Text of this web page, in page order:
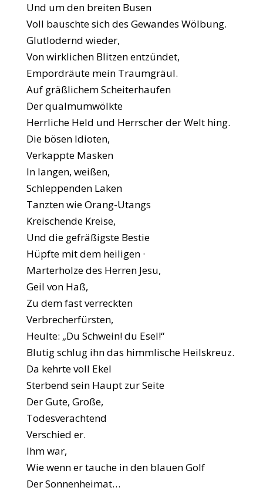
Und um den breiten Busen
Voll bauschte sich des Gewandes Wölbung.
Glutlodernd wieder,
Von wirklichen Blitzen entzündet,
Empordräute mein Traumgräul.
Auf gräßlichem Scheiterhaufen
Der qualmumwölkte
Herrliche Held und Herrscher der Welt hing.
Die bösen Idioten,
Verkappte Masken
In langen, weißen,
Schleppenden Laken
Tanzten wie Orang-Utangs
Kreischende Kreise,
Und die gefräßigste Bestie
Hüpfte mit dem heiligen ·
Marterholze des Herren Jesu,
Geil von Haß,
Zu dem fast verreckten
Verbrecherfürsten,
Heulte: „Du Schwein! du Esel!“
Blutig schlug ihn das himmlische Heilskreuz.
Da kehrte voll Ekel
Sterbend sein Haupt zur Seite
Der Gute, Große,
Todesverachtend
Verschied er.
Ihm war,
Wie wenn er tauche in den blauen Golf
Der Sonnenheimat…